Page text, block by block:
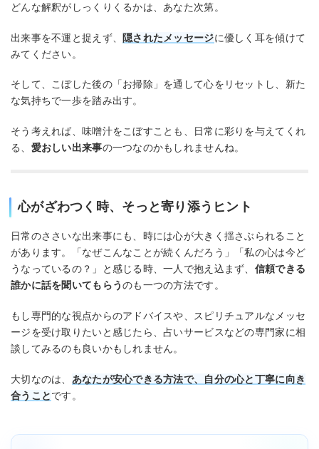
どんな解釈がしっくりくるかは、あなた次第。
出来事を不運と捉えず、 隠されたメッセージに優しく耳を傾けて
みてください。
そして、こぼした後の「お掃除」を通して心をリセットし、新た
な気持ちで一歩を踏み出す。
そう考えれば、味噌汁をこぼすことも、日常に彩りを与えてくれ
る、 愛おしい出来事の一つなのかもしれませんね。
心がざわつく時、そっと寄り添うヒント
日常のささいな出来事にも、時には心が大きく揺さぶられること
があります。「なぜこんなことが続くんだろう」「私の心は今ど
うなっているの？」と感じる時、一人で抱え込まず、 信頼できる
誰かに話を聞いてもらうのも一つの方法です。
もし専門的な視点からのアドバイスや、スピリチュアルなメッセ
ージを受け取りたいと感じたら、占いサービスなどの専門家に相
談してみるのも良いかもしれません。
大切なのは、 あなたが安心できる方法で、自分の心と丁寧に向き
合うことです。